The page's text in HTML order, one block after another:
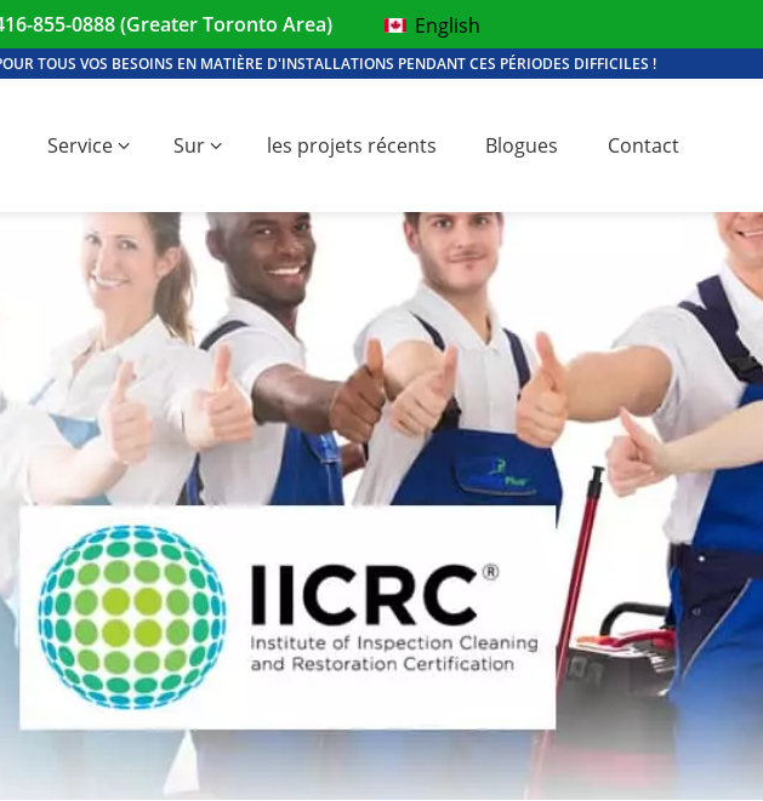
855-0888 (Greater Toronto Area) English
TOUS VOS BESOINS EN MATIÈRE D'INSTALLATIONS PENDANT CES PÉRIODES DIFFICILES !
Service Sur les projets récents Blogues Contact